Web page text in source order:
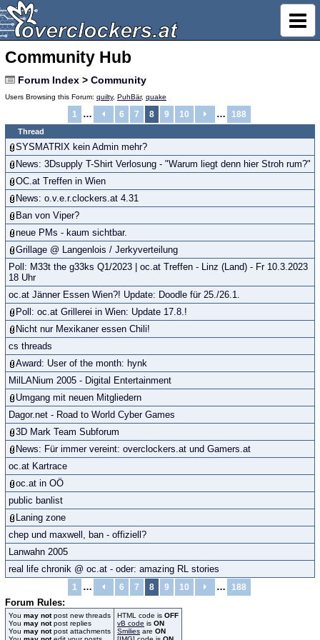
Community Hub
Forum Index > Community
Users Browsing this Forum: quilty, PuhBär, quake
1 … 6 7 8 9 10 … 188
Thread
SYSMATRIX kein Admin mehr?
News: 3Dsupply T-Shirt Verlosung - "Warum liegt denn hier Stroh rum?"
OC.at Treffen in Wien
News: o.v.e.r.clockers.at 4.31
Ban von Viper?
neue PMs - kaum sichtbar.
Grillage @ Langenlois / Jerkyverteilung
Poll: M33t the g33ks Q1/2023 | oc.at Treffen - Linz (Land) - Fr 10.3.2023
18 Uhr
oc.at Jänner Essen Wien?! Update: Doodle für 25./26.1.
Poll: oc.at Grillerei in Wien: Update 17.8.!
Nicht nur Mexikaner essen Chili!
cs threads
Award: User of the month: hynk
MilLANium 2005 - Digital Entertainment
Umgang mit neuen Mitgliedern
Dagor.net - Road to World Cyber Games
3D Mark Team Subforum
News: Für immer vereint: overclockers.at und Gamers.at
oc.at Kartrace
oc.at in OÖ
public banlist
Laning zone
chep und maxwell, ban - offiziell?
Lanwahn 2005
real life chronik @ oc.at - oder: amazing RL stories
1 … 6 7 8 9 10 … 188
Forum Rules:
You may notpost new threads
You may notpost replies
You may notpost attachments
HTML code is OFF
vB code is ON
Smilies are ON